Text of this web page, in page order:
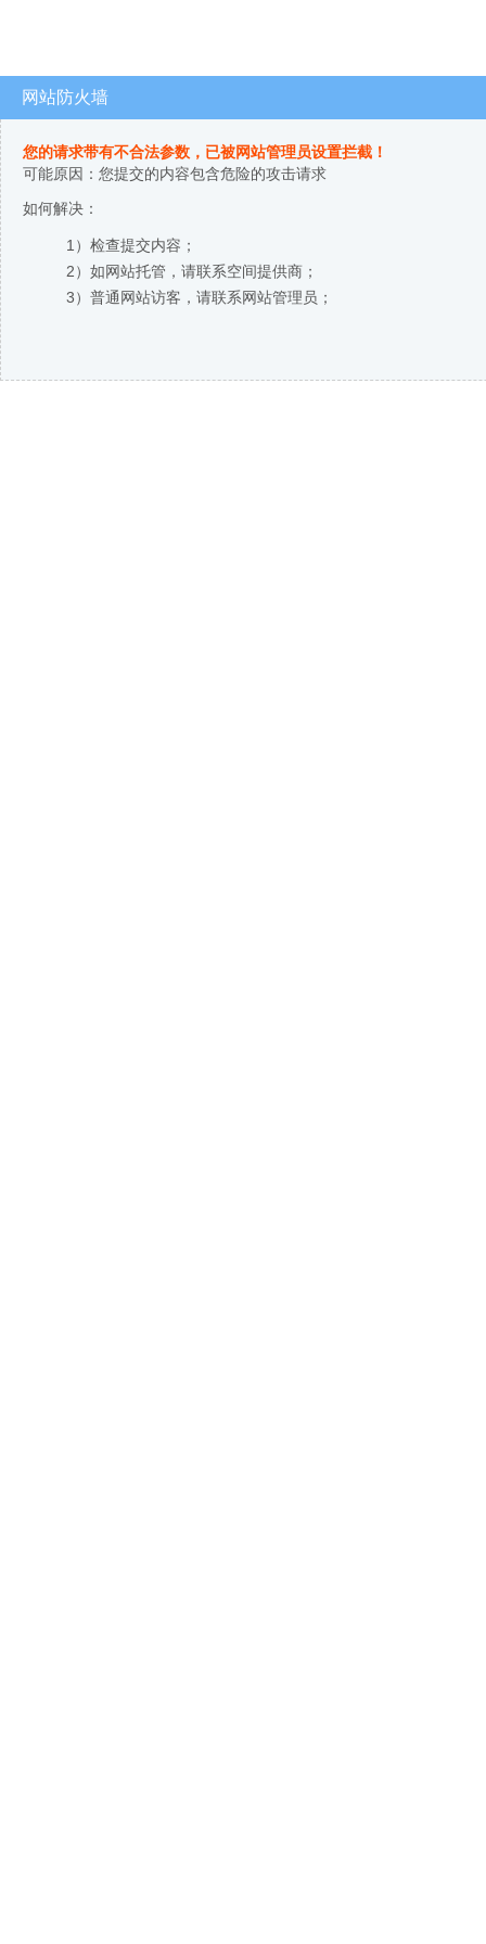
网站防火墙
您的请求带有不合法参数，已被网站管理员设置拦截！
可能原因：您提交的内容包含危险的攻击请求
如何解决：
1）检查提交内容；
2）如网站托管，请联系空间提供商；
3）普通网站访客，请联系网站管理员；